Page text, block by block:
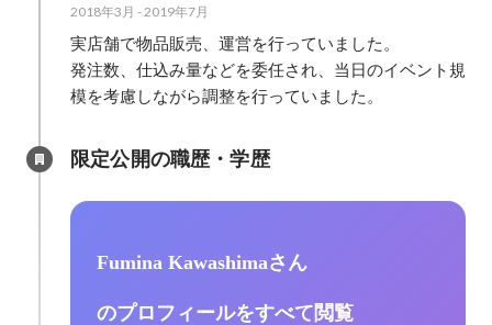
2018年3月 - 2019年7月
実店舗で物品販売、運営を行っていました。
発注数、仕込み量などを委任され、当日のイベント規
模を考慮しながら調整を行っていました。
限定公開の職歴・学歴
Fumina Kawashimaさん
のプロフィールをすべて閲覧